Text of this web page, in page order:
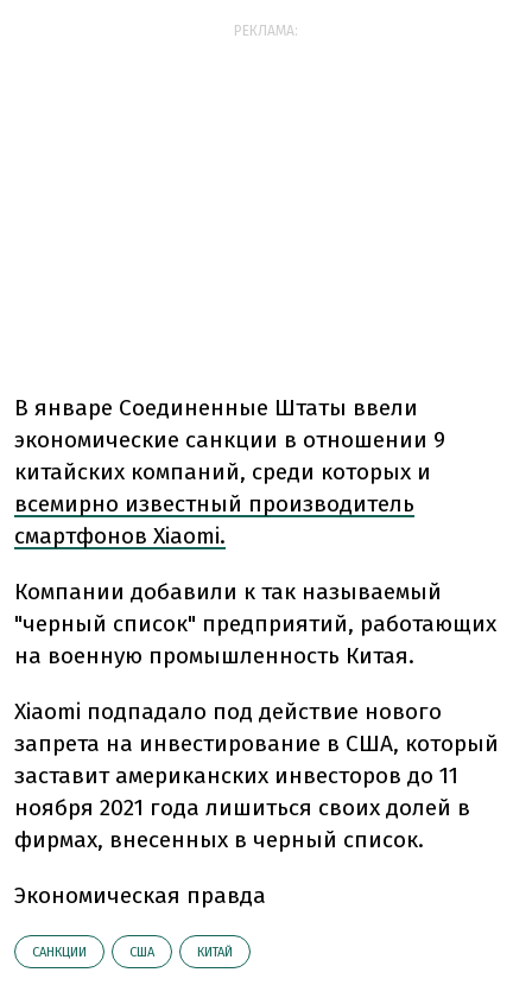
РЕКЛАМА:
В январе Соединенные Штаты ввели
экономические санкции в отношении 9
китайских компаний, среди которых и
всемирно известный производитель
смартфонов Xiaomi.
Компании добавили к так называемый
"черный список" предприятий, работающих
на военную промышленность Китая.
Xiaomi подпадало под действие нового
запрета на инвестирование в США, который
заставит американских инвесторов до 11
ноября 2021 года лишиться своих долей в
фирмах, внесенных в черный список.
Экономическая правда
САНКЦИИ США КИТАЙ